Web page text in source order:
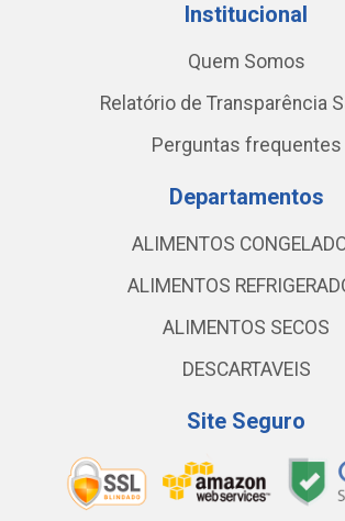
Institucional
Quem Somos
Relatório de Transparência
Perguntas frequentes
Departamentos
ALIMENTOS
ALIMENTOS
ALIMENTOS SECOS
DESCARTAVEIS
Site Seguro